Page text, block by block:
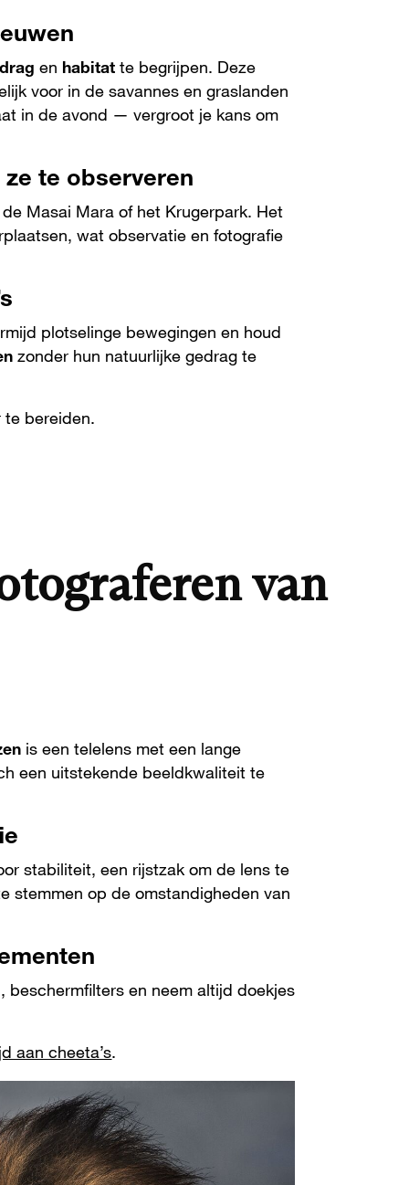
en habitatte begrijpen. Deze
voor in de savannes en graslanden
in de avond — vergroot je kans om
te observeren
Masai Mara of het Krugerpark. Het
wat observatie en fotografie
plotselinge bewegingen en houd
zonder hun natuurlijke gedrag te
bereiden.
van
is een telelens met een lange
een uitstekende beeldkwaliteit te
stabiliteit, een rijstzak om de lens te
stemmen op de omstandigheden van
en neem altijd doekjes
aan cheeta’s.